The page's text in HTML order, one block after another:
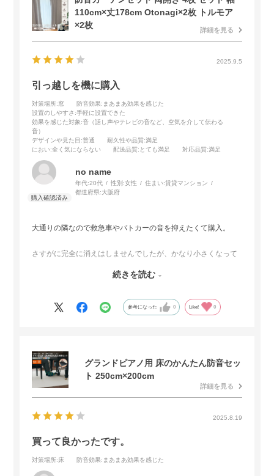
110cm×丈178cm Otonagi×2枚 トルモア
×2枚
詳細を見る
2025.9.5
引っ越しを機に購入
対策場所:窓 防音効果:まあまあ効果を感じた
設置のしやすさ :手軽に設置できた
効果を感じた対象:音（話し声やテレビの音など、空気を介して伝わる
音）
デザインや見た目 :普通 耐久性や品質:満足
におい:全く気にならない 配送品質:とても満足 対応品質:満足
no name
年代:20代 性別:女性 住まい:賃貸マンション
都道府県:大阪府
大通りの隣なので救急車やパトカーの音を抑えたくて購入。
さすがに完全に消えはしませんでしたが、かなり小さくなって
引っ越ししたてなのでまだ分かりませんがクーラー代が安くす
続きを読む
参考になった 0 Like! 0
グランドピアノ用 床のかんたん防音セッ
ト 250cm×200cm
詳細を見る
2025.8.19
買って良かったです。
対策場所:床 防音効果:まあまあ効果を感じた